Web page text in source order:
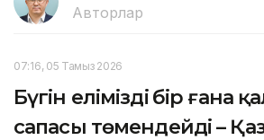
Авторлар
07:16, 05 Тамыз 2026
Бүгін еліміздің бір ғана
сапасы төмендейді –